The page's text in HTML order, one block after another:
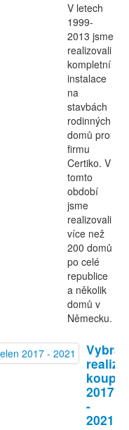
V letech
1999-
2013 jsme
realizovali
kompletní
instalace
na
stavbách
rodinných
domů pro
firmu
Certiko. V
tomto
období
jsme
realizovali
více než
200 domů
po celé
republice
a několik
domů v
Německu.
2017
-
2021